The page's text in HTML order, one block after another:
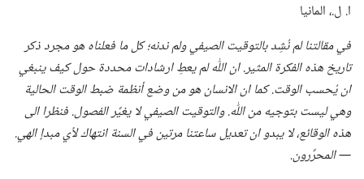
ا.‏ ل.‏،‏ المانيا
في مقالتنا لم نُشِد بالتوقيت الصيفي ولم ندنه؛‏ كل ما فعلناه هو مجرد ذكر
تاريخ هذه الفكرة المثير.‏ ان اللّٰه لم يعطِ ارشادات محددة حول كيف ينبغي
ان يُحسب الوقت.‏ كما ان الانسان هو من وضع أنظمة ضبط الوقت الحالية
وهي ليست بتوجيه من اللّٰه.‏ والتوقيت الصيفي لا يغيِّر الفصول.‏ فنظرا الى
هذه الوقائع،‏ لا يبدو ان تعديل ساعتنا مرتينفيالسنة انتهاك لأي مبدإ الهي.‏
—‏ المحرِّرون.‏